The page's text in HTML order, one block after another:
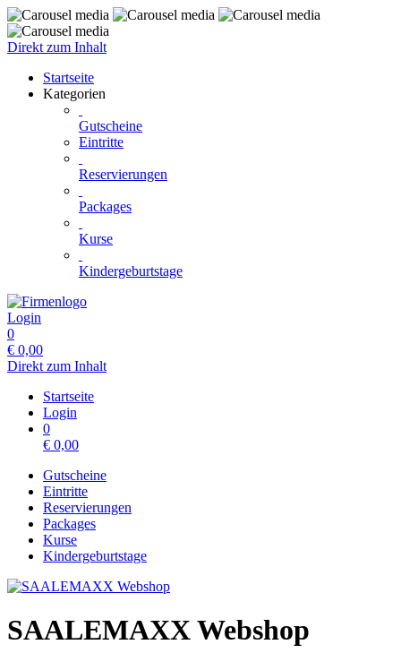
Direkt zum Inhalt
Startseite
Kategorien
Gutscheine
Eintritte
Reservierungen
Packages
Kurse
Kindergeburtstage
Login
0
€ 0,00
Direkt zum Inhalt
Startseite
Login
0
€ 0,00
Gutscheine
Eintritte
Reservierungen
Packages
Kurse
Kindergeburtstage
SAALEMAXX Webshop